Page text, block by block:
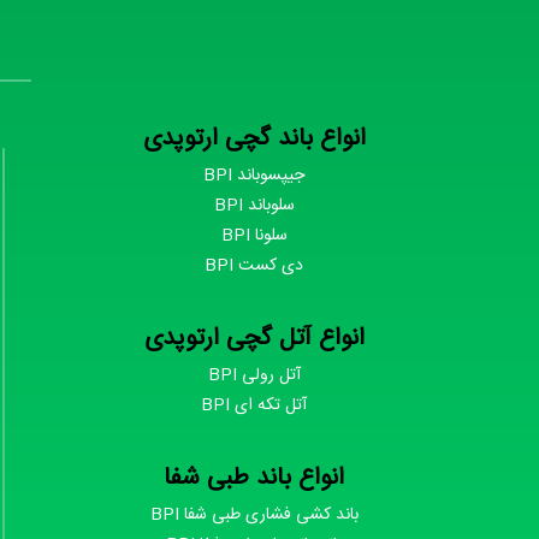
انواع باند گچی ارتوپدی
جیپسوباند BPI
سلوباند BPI
سلونا BPI
دی کست BPI
انواع آتل گچی ارتوپدی
آتل رولی BPI
آتل تکه ای BPI
انواع باند طبی شفا
باند کشی فشاری طبی شفا BPI